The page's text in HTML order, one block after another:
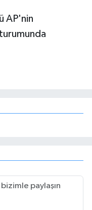
AP'nin